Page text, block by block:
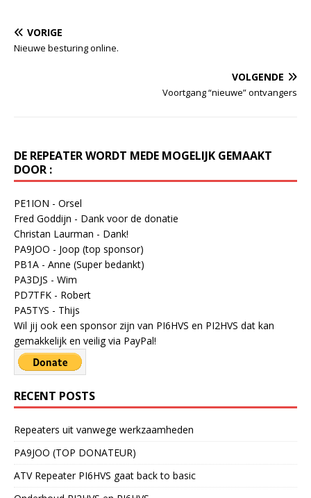
VORIGE
Nieuwe besturing online.
VOLGENDE
Voortgang “nieuwe” ontvangers
DE REPEATER WORDT MEDE MOGELIJK GEMAAKT
DOOR :
PE1ION - Orsel
Fred Goddijn - Dank voor de donatie
Christan Laurman - Dank!
PA9JOO - Joop (top sponsor)
PB1A - Anne (Super bedankt)
PA3DJS - Wim
PD7TFK - Robert
PA5TYS - Thijs
Wil jij ook een sponsor zijn van PI6HVS en PI2HVS dat kan
gemakkelijk en veilig via PayPal!
RECENT POSTS
Repeaters uit vanwege werkzaamheden
PA9JOO (TOP DONATEUR)
ATV Repeater PI6HVS gaat back to basic